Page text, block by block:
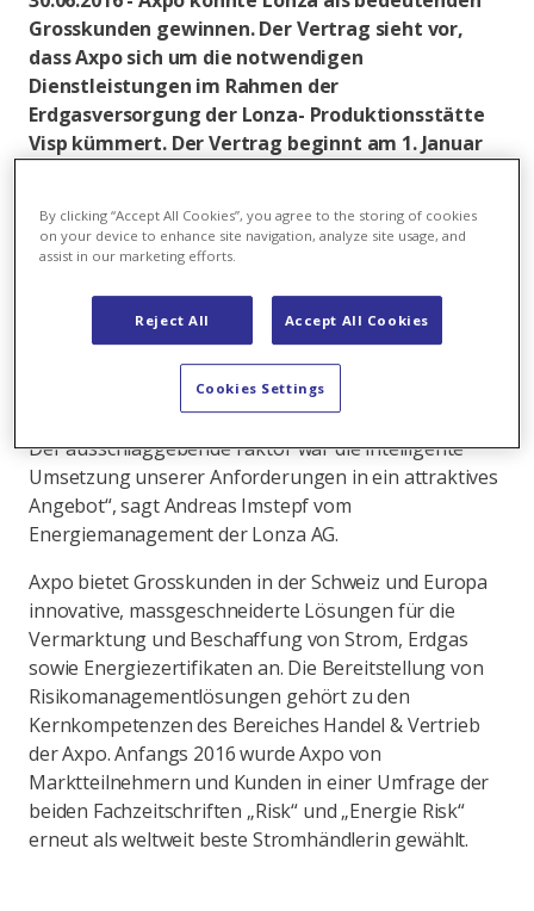
Grosskunden gewinnen. Der Vertrag sieht vor,
dass Axpo sich um die notwendigen
Dienstleistungen im Rahmen der
Erdgasversorgung der Lonza- Produktionsstätte
Visp kümmert. Der Vertrag beginnt am 1. Januar
Lonza ist einer der bedeutendsten Gaskunden in der
Schweiz und eine weltweit führende Anbieterin von
Sciences-Industrie. In der Ausschreibung hat sich
Axpo gegen weitere zahlreiche in- und ausländische
Marktteilnehmer durchgesetzt. „Axpo konnte uns
während der Verhandlungen von ihrem grossen gas-
und energiewirtschaftlichen Knowhow überzeugen.
Der ausschlaggebende Faktor war die intelligente
Umsetzung unserer Anforderungen in ein attraktives
Angebot“, sagt Andreas Imstepf vom
Energiemanagement der Lonza AG.
Axpo bietet Grosskunden in der Schweiz und Europa
innovative, massgeschneiderte Lösungen für die
Vermarktung und Beschaffung von Strom, Erdgas
sowie Energiezertifikaten an. Die Bereitstellung von
Risikomanagementlösungen gehört zu den
Kernkompetenzen des Bereiches Handel & Vertrieb
der Axpo. Anfangs 2016 wurde Axpo von
Marktteilnehmern und Kunden in einer Umfrage der
beiden Fachzeitschriften „Risk“ und „Energie Risk“
erneut als weltweit beste Stromhändlerin gewählt.
By clicking “Accept All Cookies”, you agree to the storing of cookies
on your device to enhance site navigation, analyze site usage, and
assist in our marketing efforts.
Reject All Accept All Cookies
Cookies Settings